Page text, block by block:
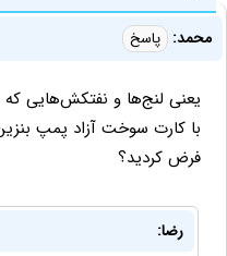
محمد: پاسخ
یعنی لنج‌ها و نفتکش‌هایی که
با کارت سوخت آزاد پمپ
فرض کردید؟
رضا: